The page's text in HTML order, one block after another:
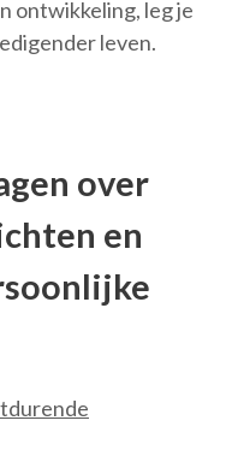
ontwikkeling, leg je
leven.
over
en